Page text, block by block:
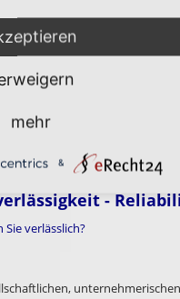
-
Sie verlässlich?
mehr
&